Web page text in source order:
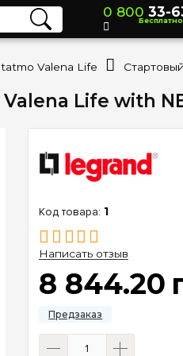
Life with
1
Написать отзыв
8 844.20
0 800 33-
Бесплатно
Valena Life